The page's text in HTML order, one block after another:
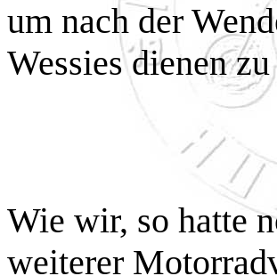
um nach der
Wessies dienen
Wie wir, so hatte
weiterer